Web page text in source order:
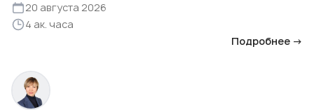
20 августа 2026
4 ак. часа
Подробнее →